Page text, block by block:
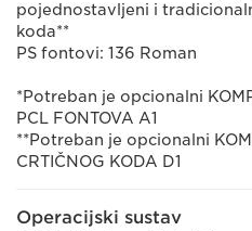
pojednostavljeni i
koda**
PS fontovi: 136 Roman
*Potreban je opcionalni
PCL FONTOVA A1
**Potreban je opcionalni
CRTIČNOG KODA D1
Operacijski sustav